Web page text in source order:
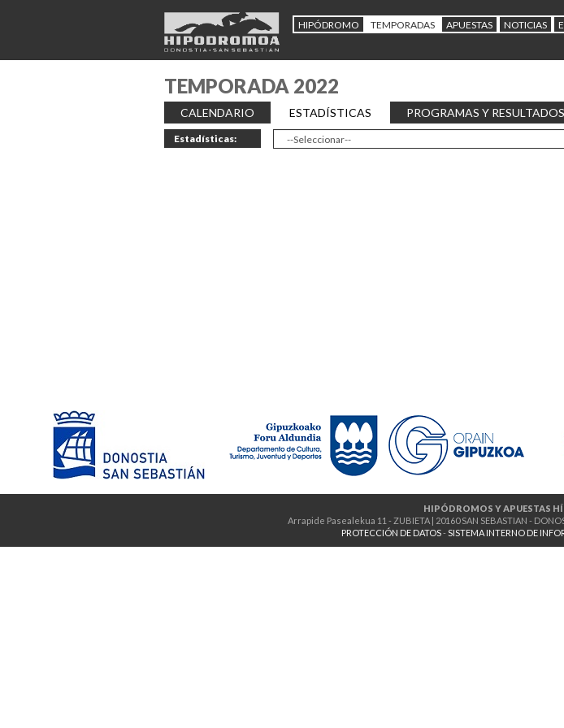
HIPÓDROMO TEMPORADAS APUESTAS NOTICIAS
TEMPORADA 2022
CALENDARIO ESTADÍSTICAS PROGRAMAS Y RESULTADOS
Estadísticas:
HIPÓDROMOS Y APUESTAS
Arrapide Pasealekua 11 - ZUBIETA | 20160 SAN SEBASTIAN -
PROTECCIÓN DE DATOS-SISTEMA INTERNO DE